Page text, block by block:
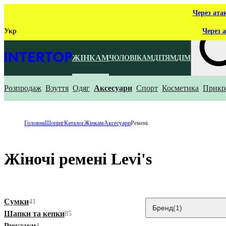
Через
Укр Через
ЖІНКАМЧОЛОВІКАМДІТЯМДІМ
Що ти
Розпродаж Взуття Одяг Аксесуари Спорт Косметика
ГоловнаШопінгКаталогЖінкамАксесуариРемені
Жіночі ремені Levi's
Сумки41
Шапки та кепки85
Бренд(1)